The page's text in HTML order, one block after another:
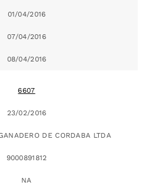
01/04/2016
07/04/2016
08/04/2016
6607
23/02/2016
DE CORDABA LTDA
9000891812
NA